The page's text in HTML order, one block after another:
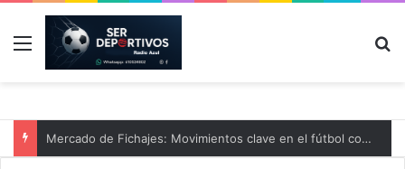
Menú
Mercado de Fichajes: Movimientos clave en el fútbol comarcal